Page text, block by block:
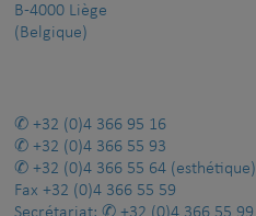
B-4000 Liège
(Belgique)
+32 (0)4 366 95 16
+32 (0)4 366 55 93
+32 (0)4 366 55 64 (esthétique)
Fax +32 (0)4 366 55 59